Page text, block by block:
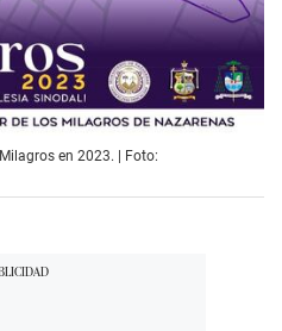
en 2023. | Foto: